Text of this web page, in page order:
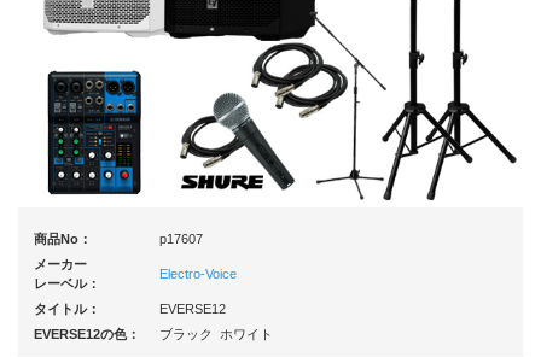
商品No：
p17607
メーカー
レーベル：
Electro-Voice
タイトル：
EVERSE12
EVERSE12の色：
ブラック ホワイト